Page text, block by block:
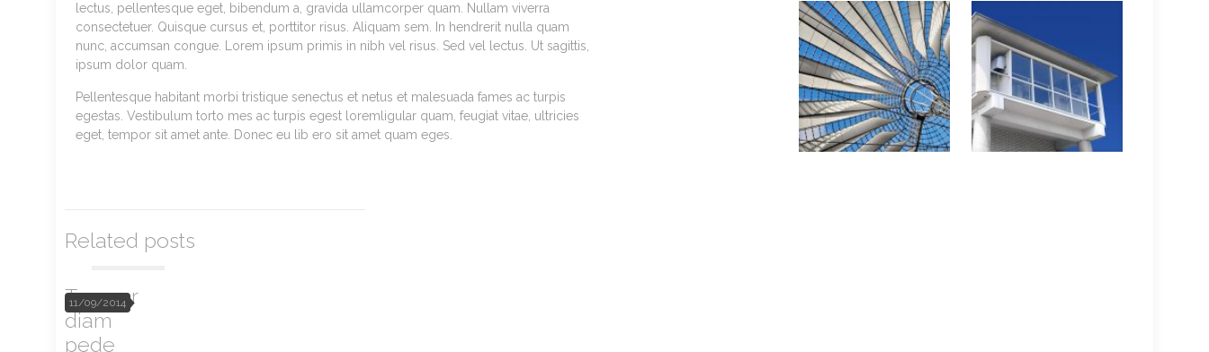
lectus, pellentesque eget, bibendum a, gravida ullamcorper quam. Nullam viverra
consectetuer. Quisque cursus et, porttitor risus. Aliquam sem. In hendrerit nulla quam
nunc, accumsan congue. Lorem ipsum primis in nibh vel risus. Sed vel lectus. Ut sagittis,
ipsum dolor quam.
Pellentesque habitant morbi tristique senectus et netus et malesuada fames ac turpis
egestas. Vestibulum torto mes ac turpis egest loremligular quam, feugiat vitae, ultricies
eget, tempor sit amet ante. Donec eu lib ero sit amet quam eges.
Related posts
11/09/2014
Tempor
diam
pede